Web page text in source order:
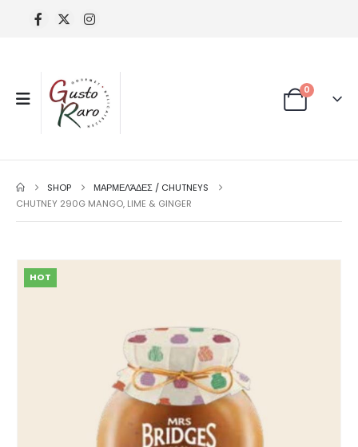
0
SHOP
ΜΑΡΜΕΛΆΔΕΣ / CHUTNEYS
CHUTNEY 290G MANGO, LIME & GINGER
HOT